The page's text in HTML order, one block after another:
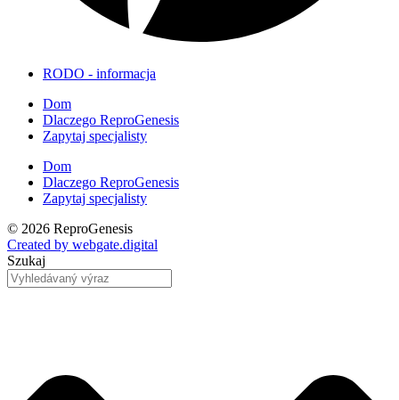
RODO - informacja
Dom
Dlaczego ReproGenesis
Zapytaj specjalisty
Dom
Dlaczego ReproGenesis
Zapytaj specjalisty
© 2026 ReproGenesis
Created by webgate.digital
Szukaj